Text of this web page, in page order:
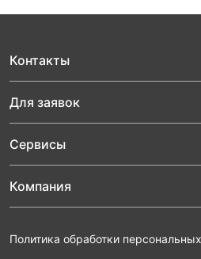
Контакты
Для заявок
Сервисы
Компания
Политика обработки